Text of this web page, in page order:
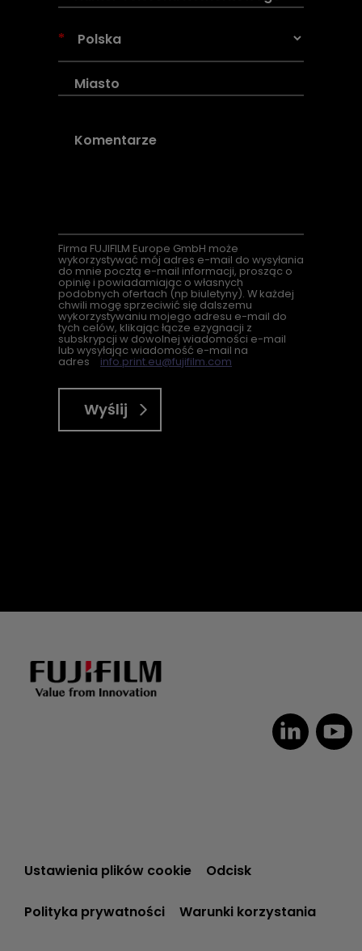
*
Firma FUJIFILM Europe GmbH może
wykorzystywać mój adres e-mail do wysyłania
do mnie pocztą e-mail informacji, prosząc o
opinię i powiadamiając o własnych
podobnych ofertach (np biuletyny). W każdej
chwili mogę sprzeciwić się dalszemu
wykorzystywaniu mojego adresu e-mail do
tych celów, klikając łącze ezygnacji z
subskrypcji w dowolnej wiadomości e-mail
lub wysyłając wiadomość e-mail na
adres info.print.eu@fujifilm.com
Wyślij
Ustawienia plików cookie Odcisk
Polityka prywatności Warunki korzystania
Italian